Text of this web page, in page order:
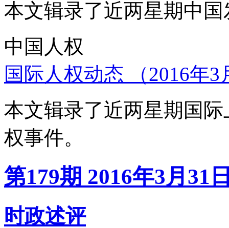
本文辑录了近两星期中
中国人权
国际人权动态 （2016年
本文辑录了近两星期国
权事件。
第179期 2016年3月31
时政述评